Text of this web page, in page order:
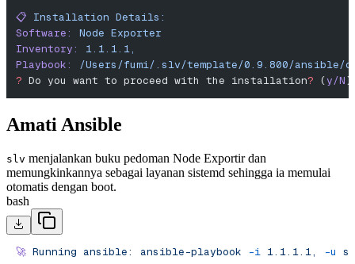
📋 Installation Details:
Software:
Node Exporter
Inventory:
1.1.1.1,
Playbook:
/Users/fumi/.slv/template/0.9.800/ansible/
? Do you want to proceed with the installation? (y/N)
Amati Ansible
slv menjalankan buku pedoman Node Exportir dan
memungkinkannya sebagai layanan sistemd sehingga ia memulai
otomatis dengan boot.
bash
🚀 Running ansible: ansible-playbook -i 1.1.1.1, -u